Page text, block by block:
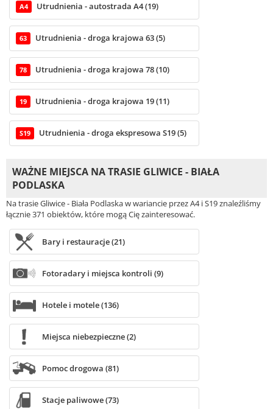
A4 Utrudnienia - autostrada A4 (19)
63 Utrudnienia - droga krajowa 63 (5)
78 Utrudnienia - droga krajowa 78 (10)
19 Utrudnienia - droga krajowa 19 (11)
S19 Utrudnienia - droga ekspresowa S19 (5)
WAŻNE MIEJSCA NA TRASIE GLIWICE - BIAŁA
PODLASKA
Na trasie Gliwice - Biała Podlaska w wariancie przez A4 i S19 znaleźliśmy
łącznie 371 obiektów, które mogą Cię zainteresować.
Bary i restauracje (21)
Fotoradary i miejsca kontroli (9)
Hotele i motele (136)
Miejsca niebezpieczne (2)
Pomoc drogowa (81)
Stacje paliwowe (73)